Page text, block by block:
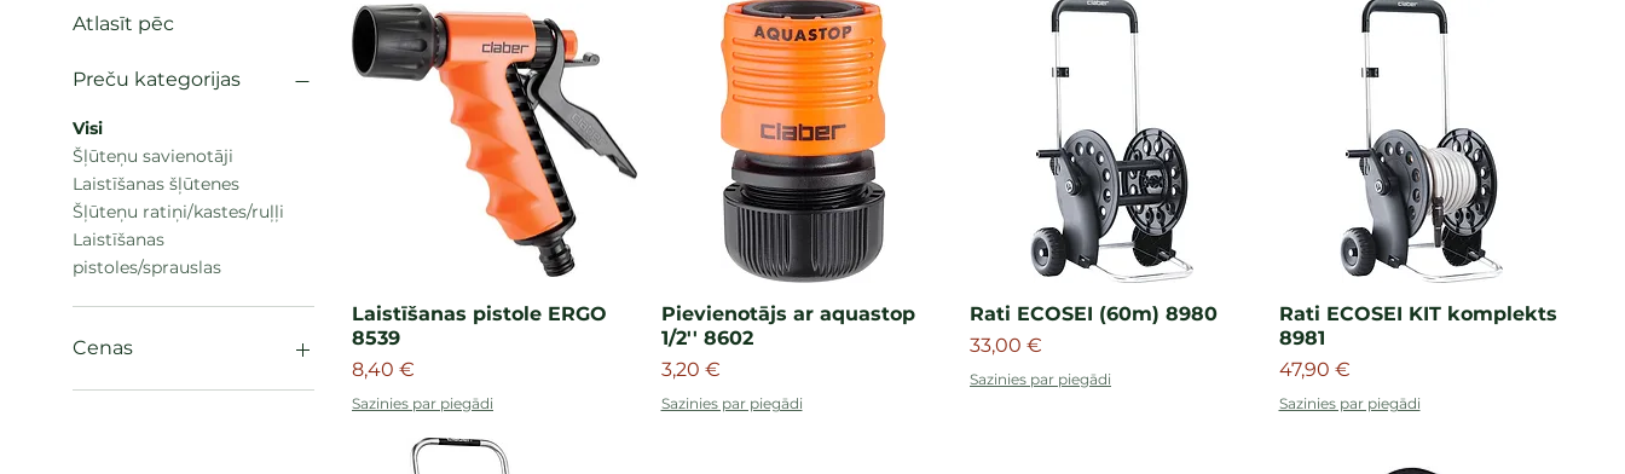
Atlasīt pēc
Preču kategorijas
Visi
Šļūteņu savienotāji
Laistīšanas šļūtenes
Šļūteņu ratiņi/kastes/ruļļi
Laistīšanas
pistoles/sprauslas
Cenas
Laistīšanas pistole ERGO
8539
Cena
8,40 €
Sazinies par piegādi
Pievienotājs ar aquastop
1/2'' 8602
Cena
3,20 €
Sazinies par piegādi
Rati ECOSEI (60m) 8980
Cena
33,00 €
Sazinies par piegādi
Rati ECOSEI KIT komplekts
8981
Cena
47,90 €
Sazinies par piegādi